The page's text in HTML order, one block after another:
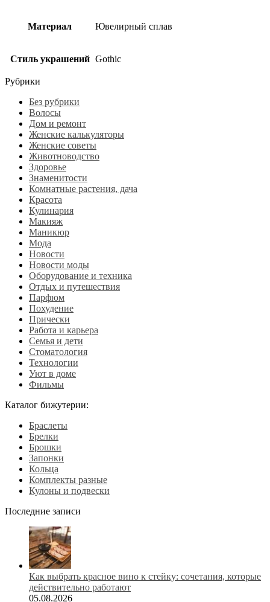
Материал Ювелирный сплав
Стиль украшений Gothic
Рубрики
Без рубрики
Волосы
Дом и ремонт
Женские калькуляторы
Женские советы
Животноводство
Здоровье
Знаменитости
Комнатные растения, дача
Красота
Кулинария
Макияж
Маникюр
Мода
Новости
Новости моды
Оборудование и техника
Отдых и путешествия
Парфюм
Похудение
Прически
Работа и карьера
Семья и дети
Стоматология
Технологии
Уют в доме
Фильмы
Каталог бижутерии:
Браслеты
Брелки
Брошки
Запонки
Кольца
Комплекты разные
Кулоны и подвески
Последние записи
Как выбрать красное вино к стейку: сочетания, которые
действительно работают
05.08.2026